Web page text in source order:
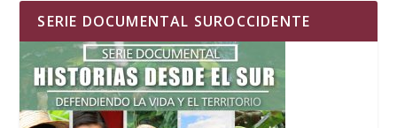
SERIE DOCUMENTAL SUROCCIDENTE